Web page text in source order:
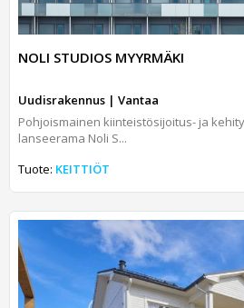
NOLI STUDIOS MYYRMÄKI
Uudisrakennus | Vantaa
Pohjoismainen kiinteistösijoitus- ja
lanseerama Noli S...
Tuote: KEITTIÖT